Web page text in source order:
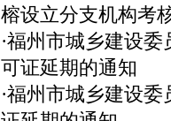
榕设立分支机构考
·福州市城乡建设委
可证延期的通知
·福州市城乡建设委